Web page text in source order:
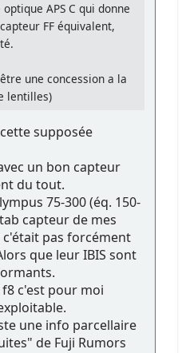
APS C qui donne
FF équivalent,
une concession a la
lentilles)
supposée
un bon capteur
du tout.
75-300 (éq. 150-
capteur de mes
pas forcément
que leur IBIS sont
c'est pour moi
une info parcellaire
de Fuji Rumors